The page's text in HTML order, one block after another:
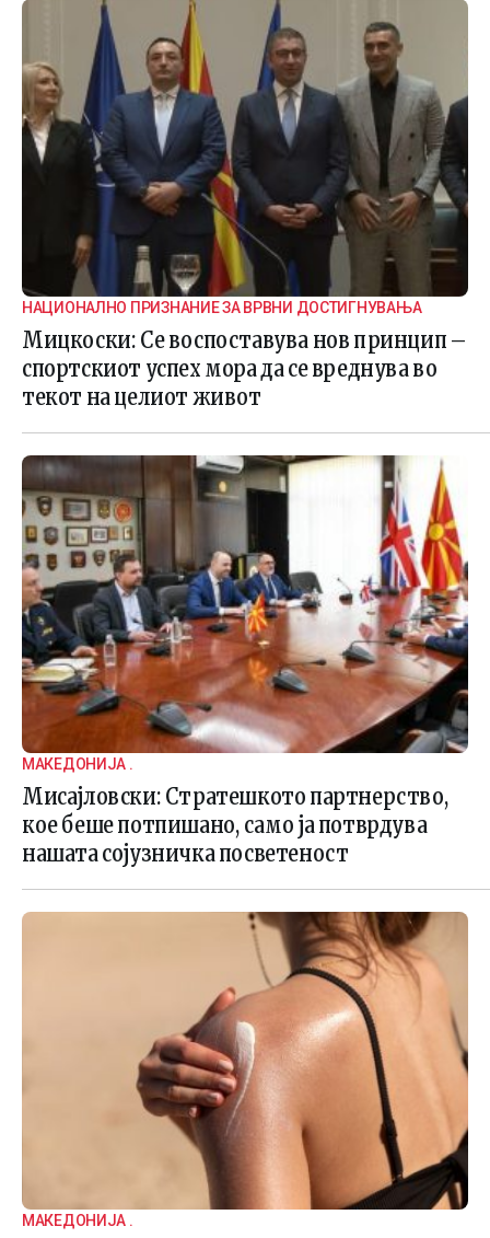
НАЦИОНАЛНО ПРИЗНАНИЕ ЗА ВРВНИ ДОСТИГНУВАЊА
Мицкоски: Се воспоставува нов принцип –
спортскиот успех мора да се вреднува во
текот на целиот живот
МАКЕДОНИЈА .
Мисајловски: Стратешкото партнерство,
кое беше потпишано, само ја потврдува
нашата сојузничка посветеност
МАКЕДОНИЈА .